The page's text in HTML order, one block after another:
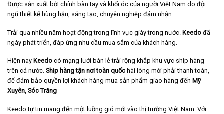
Được sản xuất bởi chính bàn tay và khối óc của người Việt Nam do đội
ngũ thiết kế hùng hậu, sáng tạo, chuyên nghiệp đảm nhận.
Trải qua nhiều năm hoạt động trong lĩnh vực giày trong nước. Keedo đã
ngày phát triển, đáp ứng nhu cầu mua sắm của khách hàng.
Hiện nay Keedo có mạng lưới bán lẻ trải rộng khắp khu vực ship hàng
trên cả nước. Ship hàng tận nơi toàn quốc hài lòng mới phải thanh toán,
để đảm bảo quyền lợi khách hàng mua sản phẩm giao hàng đến Mỹ
Xuyên, Sóc Trăng
Keedo tự tin mang đến một luồng gió mới vào thị trường Việt Nam. Với